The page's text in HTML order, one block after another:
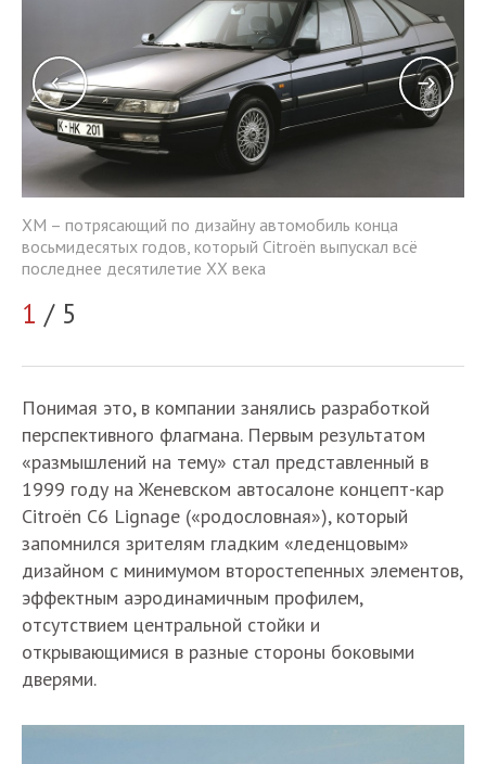
XM – потрясающий по дизайну автомобиль конца
восьмидесятых годов, который Citroёn выпускал всё
последнее десятилетие ХХ века
1 / 5
Понимая это, в компании занялись разработкой
перспективного флагмана. Первым результатом
«размышлений на тему» стал представленный в
1999 году на Женевском автосалоне концепт-кар
Citroën C6 Lignage («родословная»), который
запомнился зрителям гладким «леденцовым»
дизайном с минимумом второстепенных элементов,
эффектным аэродинамичным профилем,
отсутствием центральной стойки и
открывающимися в разные стороны боковыми
дверями.